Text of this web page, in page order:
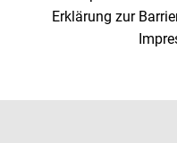
Erklärung zur